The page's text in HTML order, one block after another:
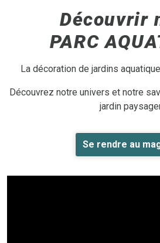
Découvrir
PARC
La décoration de jardins
Découvrez notre univers et notre
jardin
Se rendre au